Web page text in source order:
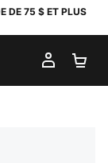
DE 75 $ ET PLUS
MON